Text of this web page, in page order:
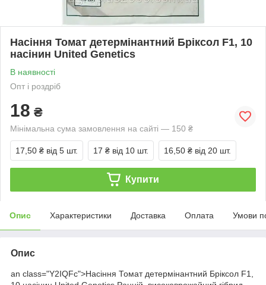
Насіння Томат детермінантний Бріксол F1, 10
насінин United Genetics
В наявності
Опт і роздріб
18 ₴
Мінімальна сума замовлення на сайті — 150 ₴
17,50 ₴ від 5 шт. 17 ₴ від 10 шт. 16,50 ₴ від 20 шт.
Купити
Опис Характеристики Доставка Оплата Умови
Опис
an class="Y2IQFc">Насіння Томат детермінантний Бріксол F1,